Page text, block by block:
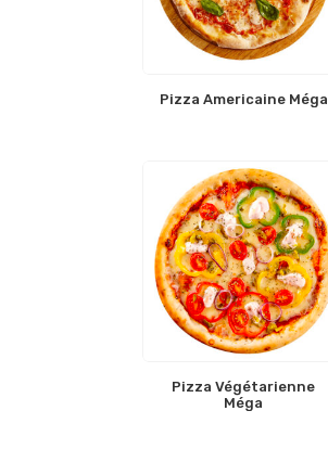
Pizza Americaine Méga
Pizza Végétarienne
Méga